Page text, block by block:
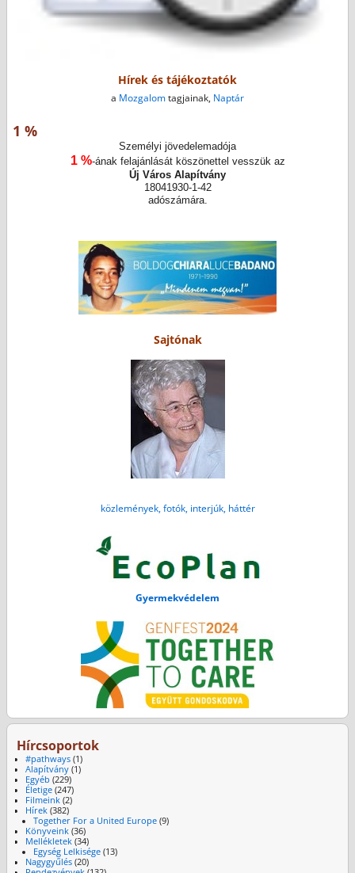
Hírek és tájékoztatók
a Mozgalomtagjainak, Naptár
1 %
Személyi jövedelemadója
1 %-ának felajánlását köszönettel vesszük az
Új Város Alapítvány
18041930-1-42
adószámára.
Sajtónak
közlemények, fotók, interjúk, háttér
Gyermekvédelem
Hírcsoportok
#pathways(1)
Alapítvány(1)
Egyéb (229)
Életige(247)
Filmeink(2)
Hírek(382)
Together For a United Europe (9)
Könyveink(36)
Mellékletek(34)
Egység Lelkisége (13)
Nagygyűlés(20)